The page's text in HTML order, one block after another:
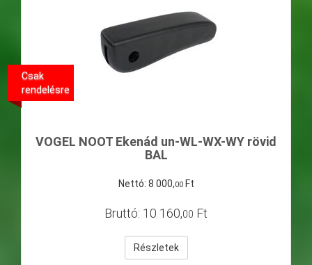
VOGEL NOOT Ekenád un-WL-WX-WY rövid
BAL
Nettó: 8 000,00 Ft
Bruttó: 10 160,00 Ft
Részletek
Csak
rendelésre